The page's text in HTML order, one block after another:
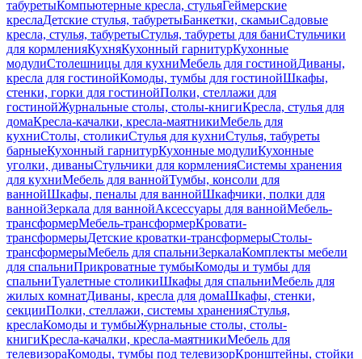
табуретыКомпьютерные кресла, стульяГеймерские
креслаДетские стулья, табуретыБанкетки, скамьиСадовые
кресла, стулья, табуретыСтулья, табуреты для баниСтульчики
для кормленияКухняКухонный гарнитурКухонные
модулиСтолешницы для кухниМебель для гостинойДиваны,
кресла для гостинойКомоды, тумбы для гостинойШкафы,
стенки, горки для гостинойПолки, стеллажи для
гостинойЖурнальные столы, столы-книгиКресла, стулья для
домаКресла-качалки, кресла-маятникиМебель для
кухниСтолы, столикиСтулья для кухниСтулья, табуреты
барныеКухонный гарнитурКухонные модулиКухонные
уголки, диваныСтульчики для кормленияСистемы хранения
для кухниМебель для ваннойТумбы, консоли для
ваннойШкафы, пеналы для ваннойШкафчики, полки для
ваннойЗеркала для ваннойАксессуары для ваннойМебель-
трансформерМебель-трансформерКровати-
трансформерыДетские кроватки-трансформерыСтолы-
трансформерыМебель для спальниЗеркалаКомплекты мебели
для спальниПрикроватные тумбыКомоды и тумбы для
спальниТуалетные столикиШкафы для спальниМебель для
жилых комнатДиваны, кресла для домаШкафы, стенки,
секцииПолки, стеллажи, системы храненияСтулья,
креслаКомоды и тумбыЖурнальные столы, столы-
книгиКресла-качалки, кресла-маятникиМебель для
телевизораКомоды, тумбы под телевизорКронштейны, стойки